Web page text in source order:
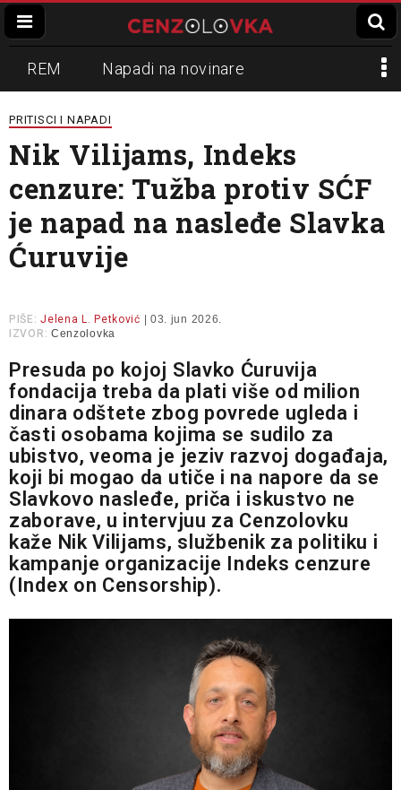
REM Napadi na novinare
Zvučni top
Propaganda Lokalni mediji
Informer Slavko Ćuruvija
PRITISCI I NAPADI
Nik Vilijams, Indeks
cenzure: Tužba protiv SĆF
je napad na nasleđe Slavka
Ćuruvije
PIŠE: Jelena L. Petković | 03. jun 2026.
IZVOR: Cenzolovka
Presuda po kojoj Slavko Ćuruvija
fondacija treba da plati više od milion
dinara odštete zbog povrede ugleda i
časti osobama kojima se sudilo za
ubistvo, veoma je jeziv razvoj događaja,
koji bi mogao da utiče i na napore da se
Slavkovo nasleđe, priča i iskustvo ne
zaborave, u intervjuu za Cenzolovku
kaže Nik Vilijams, službenik za politiku i
kampanje organizacije Indeks cenzure
(Index on Censorship).